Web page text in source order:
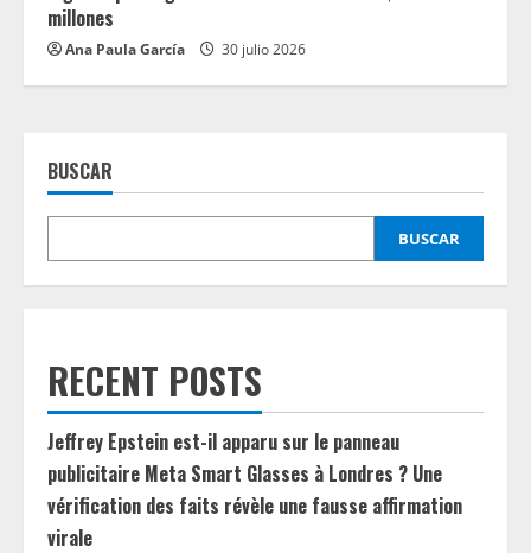
millones
Ana Paula García 30 julio 2026
BUSCAR
BUSCAR
RECENT POSTS
Jeffrey Epstein est-il apparu sur le panneau
publicitaire Meta Smart Glasses à Londres ? Une
vérification des faits révèle une fausse affirmation
virale